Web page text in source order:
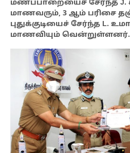
மணப்பாறையைச் சேர்ந்த J.
மாணவரும், 3 ஆம் பரிசை
புதுக்குடியைச் சேர்ந்த L.
மாணவியும் வென்றுள்ளனர்.